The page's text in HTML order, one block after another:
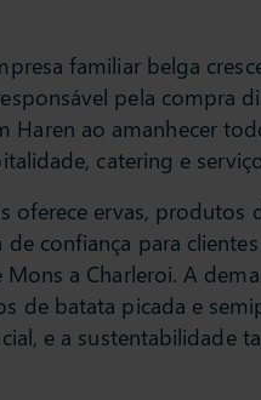
familiar belga
pela compra
Haren ao amanhecer
catering e
oferece ervas,
de confiança para
a Charleroi. A
de batata picada e
e a sustentabilidade